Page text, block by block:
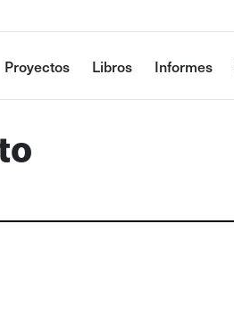
Proyectos Libros Informes